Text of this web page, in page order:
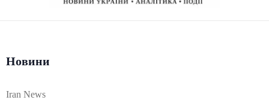
Новини
Iran News